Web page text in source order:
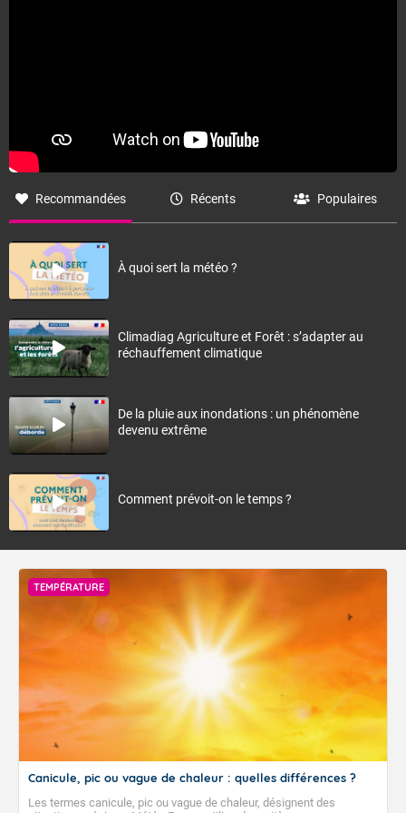
Recommandées Récents Populaires
À quoi sert la météo ?
Climadiag Agriculture et Forêt : s’adapter au
réchauffement climatique
De la pluie aux inondations : un phénomène
devenu extrême
Comment prévoit-on le temps ?
TEMPÉRATURE
Canicule, pic ou vague de chaleur : quelles différences ?
Les termes canicule, pic ou vague de chaleur, désignent des